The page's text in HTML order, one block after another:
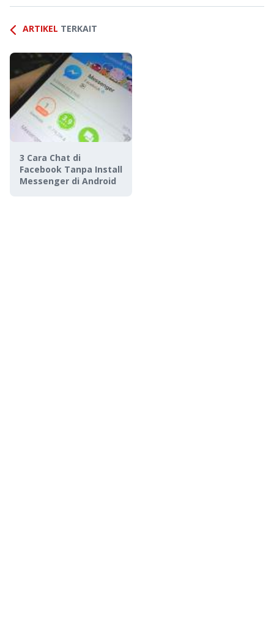
ARTIKEL TERKAIT
3 Cara Chat di
Facebook Tanpa Install
Messenger di Android